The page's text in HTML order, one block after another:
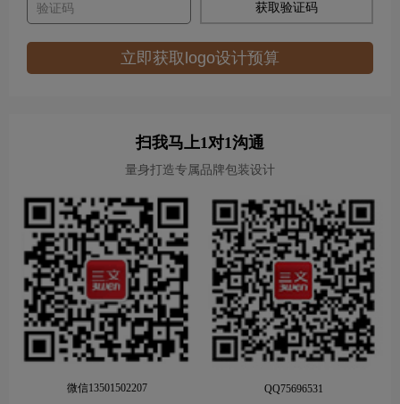
获取验证码
立即获取logo设计预算
扫我马上1对1沟通
量身打造专属品牌包装设计
微信13501502207 QQ75696531